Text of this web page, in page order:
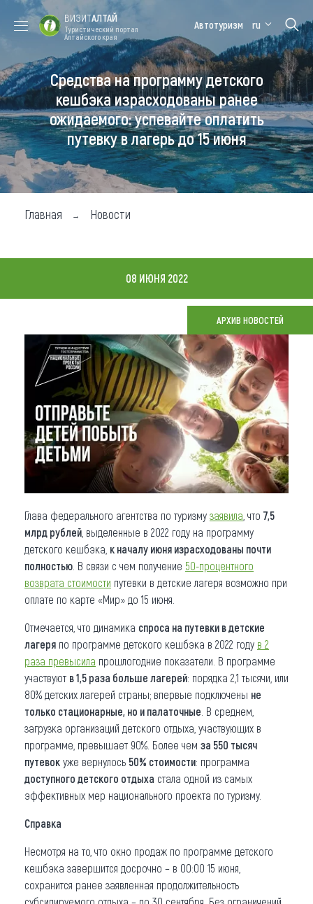
Форум VISIT
ALTAI
Цветение
маральника
Медицинский
форум
Алтайская
зимовка
Туры
Где побывать
Чем заняться
Где остановиться
Что привезти (сувениры)
О регионе
Коллекция впечатлений
Другие рубрики
ВИЗИТАЛТАЙ
Туристический портал
Алтайского края
Автотуризм ru
Средства на программу детского
кешбэка израсходованы ранее
ожидаемого: успевайте оплатить
путевку в лагерь до 15 июня
Главная Новости
08 ИЮНЯ 2022
АРХИВ НОВОСТЕЙ
Глава федерального агентства по туризму заявила , что 7,5
млрд рублей , выделенные в 2022 году на программу
детского кешбэка, к началу июня израсходованы почти
полностью . В связи с чем получение 50-процентного
возврата стоимости путевки в детские лагеря возможно при
оплате по карте «Мир» до 15 июня.
Отмечается, что динамика спроса на путевки в детские
лагеря по программе детского кешбэка в 2022 году в 2
раза превысила прошлогодние показатели. В программе
участвуют в 1,5 раза больше лагерей: порядка 2,1 тысячи, или
80% детских лагерей страны; впервые подключены не
только стационарные, но и палаточные . В среднем,
загрузка организаций детского отдыха, участвующих в
программе, превышает 90%. Более чем за 550 тысяч
путевок уже вернулось 50% стоимости: программа
доступного детского отдыха стала одной из самых
эффективных мер национального проекта по туризму.
Справка
Несмотря на то, что окно продаж по программе детского
кешбэка завершится досрочно – в 00:00 15 июня,
сохранится ранее заявленная продолжительность